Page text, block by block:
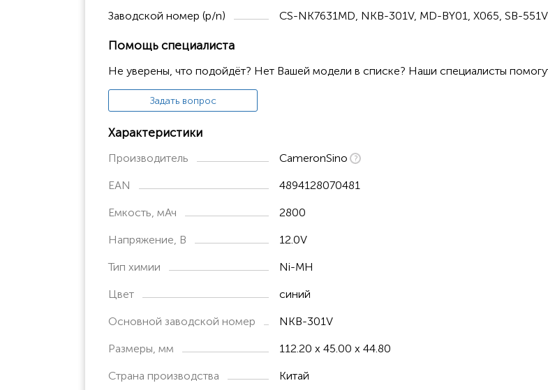
TEC-7721
TEC-7731
ETC-5521k
TEC-7431
TEC-7531
TEC-7631C
TEC-7621C
TEC-7731K
TEC-9328
Заводской номер (p/n) CS-NK7631MD, NKB-301V, MD-BY01, X065, SB-551V
Помощь специалиста
Не уверены, что подойдёт? Нет Вашей модели в списке? Наши специалисты
Задать вопрос
Характеристики
Производитель CameronSino
EAN 4894128070481
Емкость, мАч 2800
Напряжение, В 12.0V
Тип химии Ni-MH
Цвет синий
Основной заводской номер NKB-301V
Размеры, мм 112.20 x 45.00 x 44.80
Страна производства Китай